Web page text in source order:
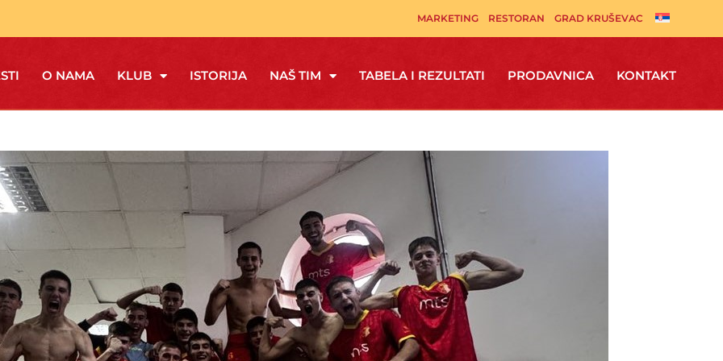
MARKETING RESTORAN GRAD KRUŠEVAC
O NAMA KLUB ISTORIJA NAŠ TIM TABELA I REZULTATI PRODAVNICA KONTAKT